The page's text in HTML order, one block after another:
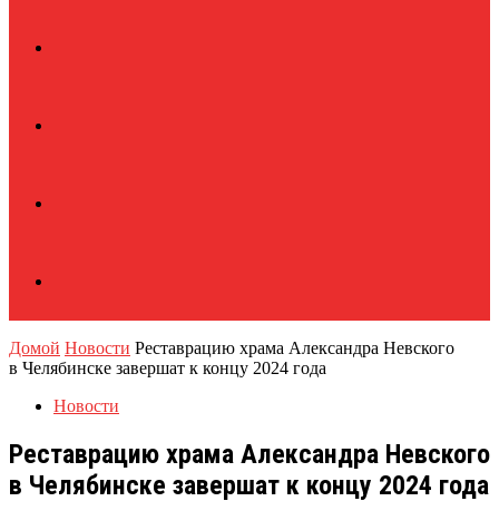
Домой Новости Реставрацию храма Александра Невского
в Челябинске завершат к концу 2024 года
Новости
Реставрацию храма Александра Невского
в Челябинске завершат к концу 2024 года